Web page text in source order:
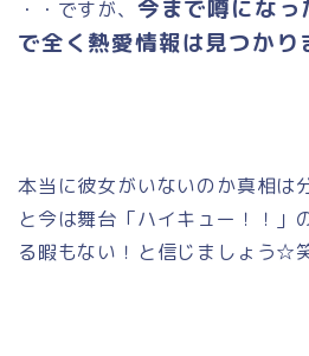
・・ですが、 今まで噂にな
で全く熱愛情報は見つかり
本当に彼女がいないのか真相は
と今は舞台「ハイキュー！！」
る暇もない！と信じましょう☆